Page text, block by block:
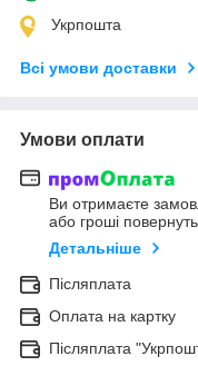
Укрпошта
Всі умови доставки
Умови оплати
Ви отримаєте
або гроші
Детальніше
Післяплата
Оплата на картку
Післяплата